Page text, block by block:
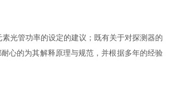
光管功率的设定的建议；既有关于对探测器的
心的为其解释原理与规范，并根据多年的经验